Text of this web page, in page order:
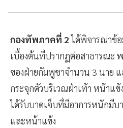
กองทัพภาคที่ 2ได้พิจารณาข้
เบื้องต้นที่ปรากฏต่อสาธารณะ
ของฝ่ายกัมพูชาจำนวน 3 นาย
กระจุกตัวบริเวณฝ่าเท้า หน้าแ
ได้รับบาดเจ็บที่มีอาการหนักมีบ
และหน้าแข้ง